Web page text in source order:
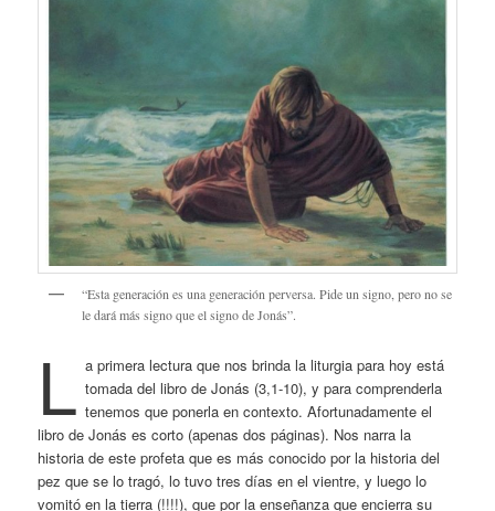
“Esta generación es una generación perversa. Pide un signo, pero no se
le dará más signo que el signo de Jonás”.
L a primera lectura que nos brinda la liturgia para hoy está
tomada del libro de Jonás (3,1-10), y para comprenderla
tenemos que ponerla en contexto. Afortunadamente el
libro de Jonás es corto (apenas dos páginas). Nos narra la
historia de este profeta que es más conocido por la historia del
pez que se lo tragó, lo tuvo tres días en el vientre, y luego lo
vomitó en la tierra (!!!!), que por la enseñanza que encierra su